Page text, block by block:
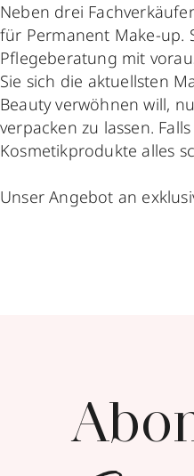
Neben drei
für Permanent Make-up.
Pflegeberatung mit
Sie sich die aktuellsten
Beauty verwöhnen will,
verpacken zu lassen.
Kosmetikprodukte alles
Unser Angebot an